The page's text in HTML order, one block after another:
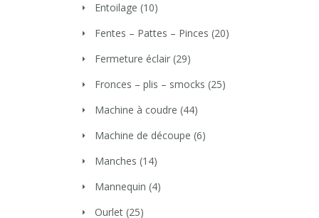
Entoilage (10)
Fentes – Pattes – Pinces (20)
Fermeture éclair (29)
Fronces – plis – smocks (25)
Machine à coudre (44)
Machine de découpe (6)
Manches (14)
Mannequin (4)
Ourlet (25)